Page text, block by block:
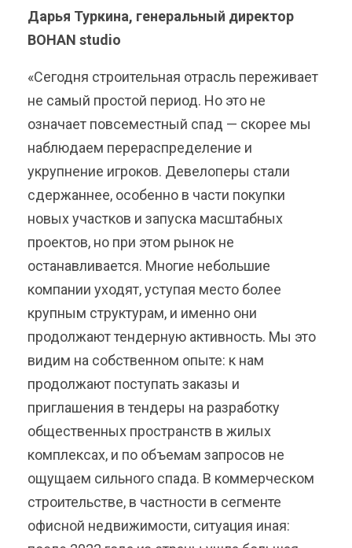
Дарья Туркина, генеральный директор
BOHAN studio
«Сегодня строительная отрасль переживает
не самый простой период. Но это не
означает повсеместный спад — скорее мы
наблюдаем перераспределение и
укрупнение игроков. Девелоперы стали
сдержаннее, особенно в части покупки
новых участков и запуска масштабных
проектов, но при этом рынок не
останавливается. Многие небольшие
компании уходят, уступая место более
крупным структурам, и именно они
продолжают тендерную активность. Мы это
видим на собственном опыте: к нам
продолжают поступать заказы и
приглашения в тендеры на разработку
общественных пространств в жилых
комплексах, и по объемам запросов не
ощущаем сильного спада. В коммерческом
строительстве, в частности в сегменте
офисной недвижимости, ситуация иная: